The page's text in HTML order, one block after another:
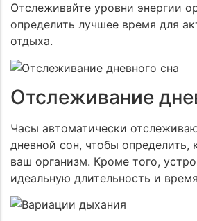
Отслеживайте уровни энергии
определить лучшее время для
отдыха.
Отслеживание
Часы автоматически
дневной сон, чтобы определить,
ваш организм. Кроме того,
идеальную длительность и